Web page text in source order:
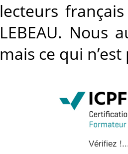
lecteurs
LEBEAU. Nous
mais ce qui
Vérifiez